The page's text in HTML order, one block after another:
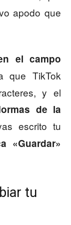
apodo que
el campo
que TikTok
y el
de la
escrito tu
«Guardar»
tu